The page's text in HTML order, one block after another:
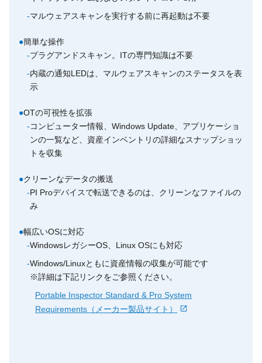
-マルウェアスキャンを実行する前に再起動は不要
●簡単な操作
-プラグアンドスキャン。ITの専門知識は不要
-内蔵の通知LEDは、マルウェアスキャンのステータスを表
示
●OTの可視性を拡張
-コンピューター情報、Windows Update、アプリケーショ
ンの一覧など、資産インベントリの詳細なスナップショッ
トを収集
●クリーンなデータの搬送
-PI Proデバイスで転送できるのは、クリーンなファイルの
み
●幅広いOSに対応
-WindowsレガシーOS、Linux OSにも対応
-Windows/Linuxともに資産情報の収集が可能です
※詳細は下記リンクをご参照ください。
Portable Inspector Standard & Pro System
Requirements（メーカー製品サイト）